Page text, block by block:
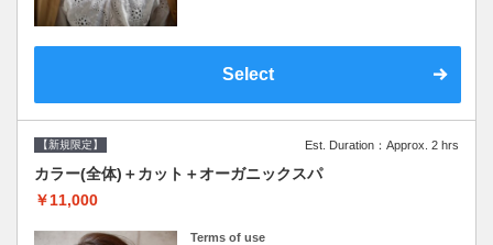
Select
【新規限定】 Est. Duration：Approx. 2 hrs
カラー(全体)＋カット＋オーガニックスパ
￥11,000
Terms of use